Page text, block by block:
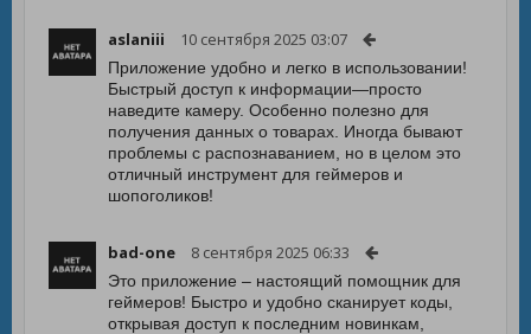
aslaniii 10 сентября 2025 03:07
Приложение удобно и легко в использовании!
Быстрый доступ к информации—просто
наведите камеру. Особенно полезно для
получения данных о товарах. Иногда бывают
проблемы с распознаванием, но в целом это
отличный инструмент для геймеров и
шопоголиков!
bad-one 8 сентября 2025 06:33
Это приложение – настоящий помощник для
геймеров! Быстро и удобно сканирует коды,
открывая доступ к последним новинкам,